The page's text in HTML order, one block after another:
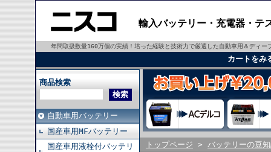
輸入バッテリー・充電器・
年間取扱数量160万個の実績！培った経験と技術力で厳選した自動車用＆ディ
カートをみ
商品検索
自動車用バッテリー
国産車用MFバッテリー
国産車用液栓付バッテリ
トップページ > バッテリーの豆